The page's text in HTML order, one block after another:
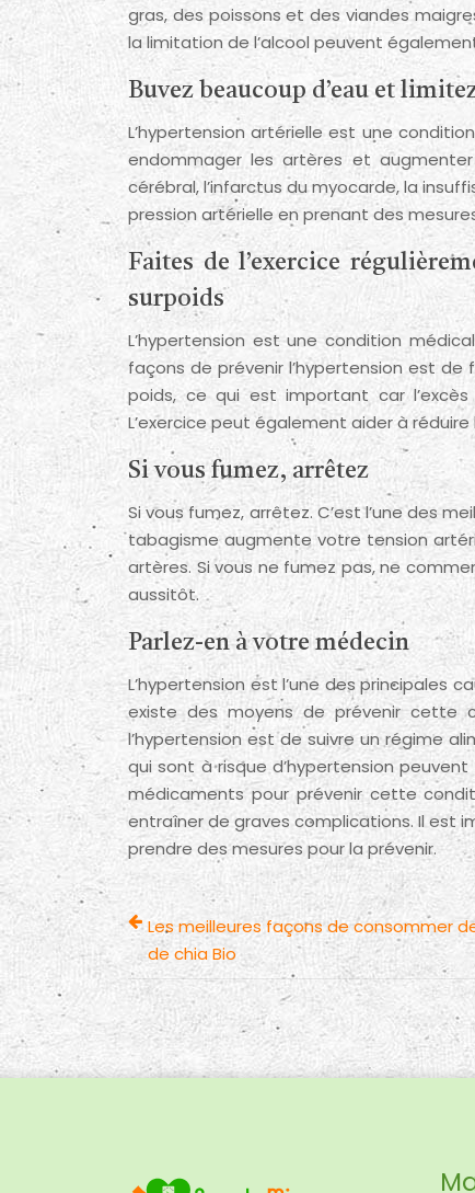
gras, des poissons et des viandes
la limitation de l’alcool peuvent
Buvez beaucoup d’eau et
L’hypertension artérielle est une
endommager les artères et
cérébral, l’infarctus du myocarde, la
pression artérielle en prenant des
Faites de l’exercice
surpoids
L’hypertension est une condition
façons de prévenir l’hypertension est de
poids, ce qui est important car
L’exercice peut également aider à
Si vous fumez, arrêtez
Si vous fumez, arrêtez. C’est l’une des
tabagisme augmente votre tension
artères. Si vous ne fumez pas, ne
aussitôt.
Parlez-en à votre médecin
L’hypertension est l’une des principales
existe des moyens de prévenir cette
l’hypertension est de suivre un régime
qui sont à risque d’hypertension
médicaments pour prévenir cette
entraîner de graves complications. Il est
prendre des mesures pour la prévenir.
Les meilleures façons de consommer
de chia Bio